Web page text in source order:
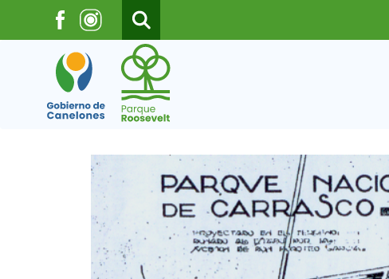
Pasar al contenido principal